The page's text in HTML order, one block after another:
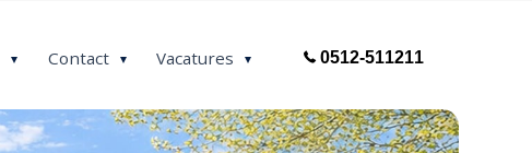
Contact Vacatures 0512-511211